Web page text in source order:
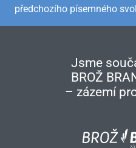
předchozího písemného
Jsme
BROŽ
– zázemí